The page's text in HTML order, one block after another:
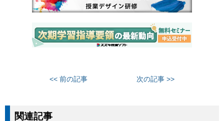
<< 前の記事 次の記事 >>
関連記事